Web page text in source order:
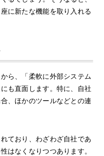
に新たな機能を取り入れる
ら、「柔軟に外部システム
も直面します。特に、自社
、ほかのツールなどとの連
ており、わざわざ自社であ
はなくなりつつあります。